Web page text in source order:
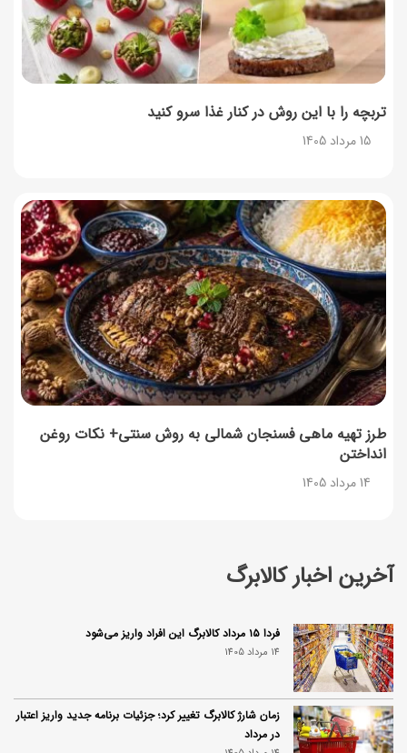
آخرین اخبار کالابرگ
فردا ۱۵ مرداد کالابرگ این افراد واریز می‌شود
14 مرداد 1405
زمان شارژ کالابرگ تغییر کرد؛ جزئیات برنامه جدید واریز اعتبار
در مرداد
تربچه را با این روش در کنار غذا سرو کنید
15 مرداد 1405
طرز تهیه ماهی فسنجان شمالی به روش سنتی+ نکات روغن
انداختن
14 مرداد 1405